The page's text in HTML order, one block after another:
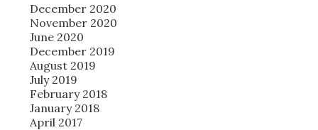
December 2020
November 2020
June 2020
December 2019
August 2019
July 2019
February 2018
January 2018
April 2017